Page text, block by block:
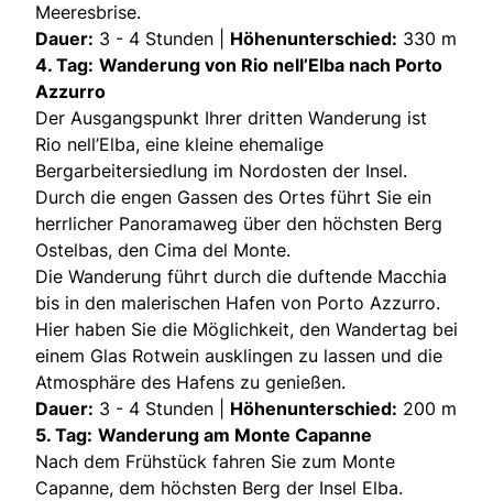
Meeresbrise.
Dauer: 3 - 4 Stunden | Höhenunterschied: 330 m
4. Tag: Wanderung von Rio nell’Elba nach Porto
Azzurro
Der Ausgangspunkt Ihrer dritten Wanderung ist
Rio nell’Elba, eine kleine ehemalige
Bergarbeitersiedlung im Nordosten der Insel.
Durch die engen Gassen des Ortes führt Sie ein
herrlicher Panoramaweg über den höchsten Berg
Ostelbas, den Cima del Monte.
Die Wanderung führt durch die duftende Macchia
bis in den malerischen Hafen von Porto Azzurro.
Hier haben Sie die Möglichkeit, den Wandertag bei
einem Glas Rotwein ausklingen zu lassen und die
Atmosphäre des Hafens zu genießen.
Dauer: 3 - 4 Stunden | Höhenunterschied: 200 m
5. Tag: Wanderung am Monte Capanne
Nach dem Frühstück fahren Sie zum Monte
Capanne, dem höchsten Berg der Insel Elba.